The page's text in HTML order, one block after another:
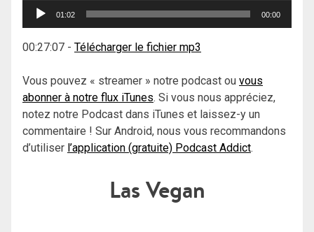
Lecteur
01:02 00:00
00:27:07 - Télécharger le fichier mp3
Vous pouvez « streamer » notre podcast ou vous
abonner à notre flux iTunes. Si vous nous appréciez,
notez notre Podcast dans iTunes et laissez-y un
commentaire ! Sur Android, nous vous recommandons
d’utiliser l’application (gratuite) Podcast Addict.
Las Vegan